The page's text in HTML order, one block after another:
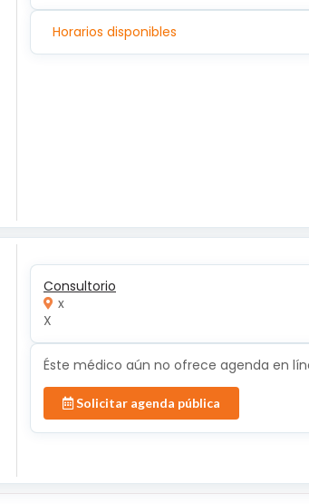
Horarios disponibles
Consultorio
x
X
Éste médico aún no ofrece agenda en
Solicitar agenda pública